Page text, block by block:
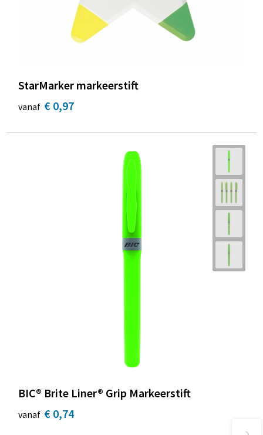
StarMarker markeerstift
vanaf € 0,97
BIC® Brite Liner® Grip Markeerstift
vanaf € 0,74